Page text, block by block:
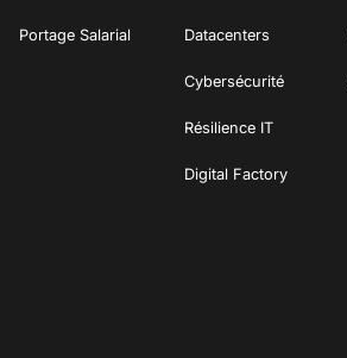
Portage Salarial Datacenters
Cybersécurité
Résilience IT
Digital Factory